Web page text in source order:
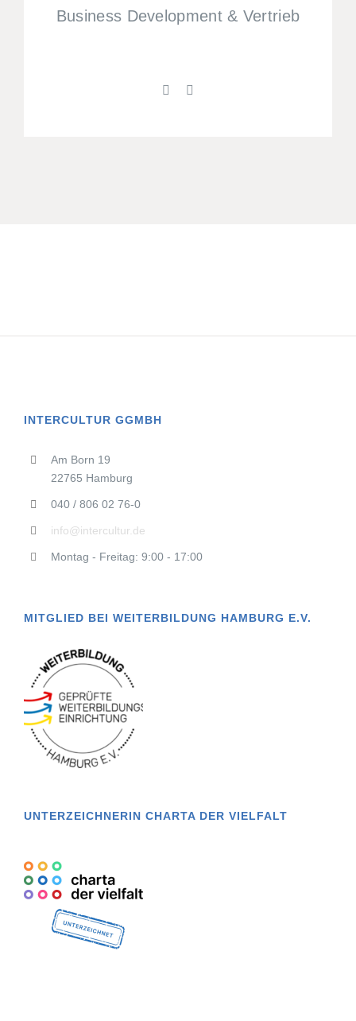
Business Development & Vertrieb
INTERCULTUR GGMBH
Am Born 19
22765 Hamburg
040 / 806 02 76-0
info@intercultur.de
Montag - Freitag: 9:00 - 17:00
MITGLIED BEI WEITERBILDUNG HAMBURG E.V.
UNTERZEICHNERIN CHARTA DER VIELFALT